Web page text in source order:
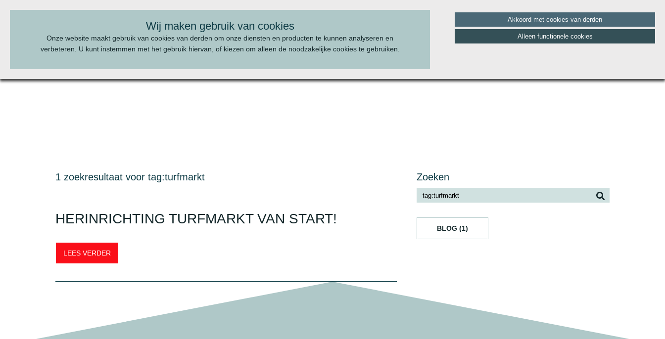
Wij maken gebruik van cookies
Onze website maakt gebruik van cookies van derden om onze diensten en producten te kunnen analyseren en
verbeteren. U kunt instemmen met het gebruik hiervan, of kiezen om alleen de noodzakelijke cookies te gebruiken.
Akkoord met cookies van derden
Alleen functionele cookies
BEL ONS:070 - 322 20 22
Zoeken
BLOG (1)
1 zoekresultaat voor tag:turfmarkt
HERINRICHTING TURFMARKT VAN START!
LEES VERDER